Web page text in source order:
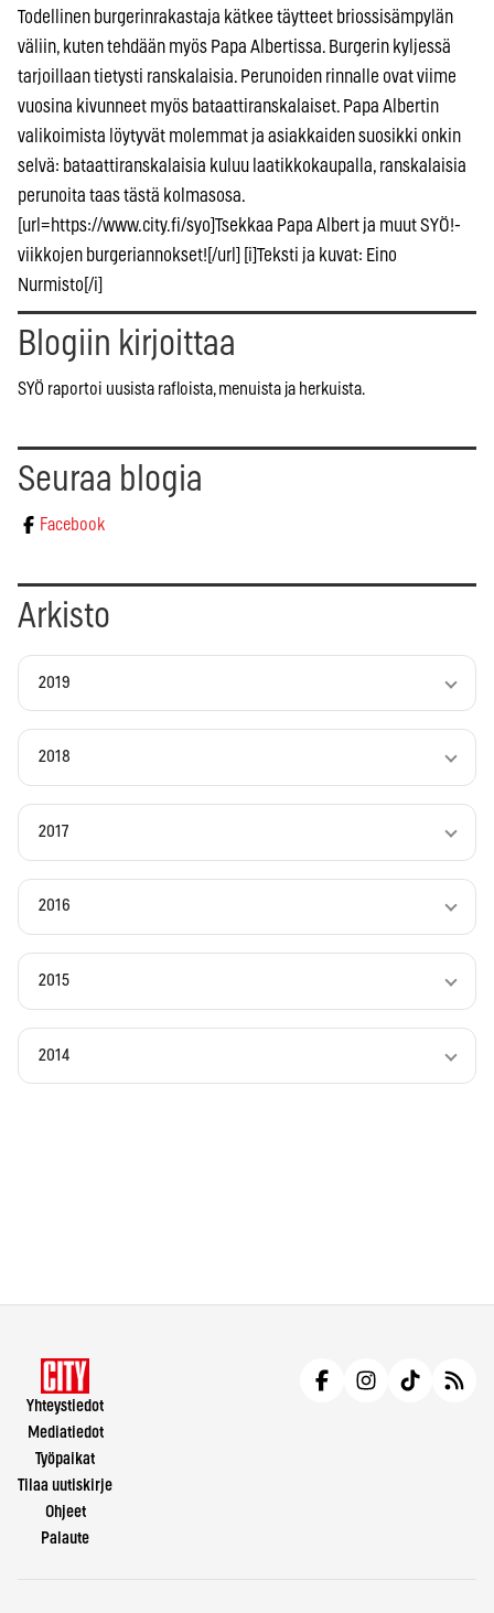
Todellinen burgerinrakastaja kätkee täytteet briossisämpylän
väliin, kuten tehdään myös Papa Albertissa. Burgerin kyljessä
tarjoillaan tietysti ranskalaisia. Perunoiden rinnalle ovat viime
vuosina kivunneet myös bataattiranskalaiset. Papa Albertin
valikoimista löytyvät molemmat ja asiakkaiden suosikki onkin
selvä: bataattiranskalaisia kuluu laatikkokaupalla, ranskalaisia
perunoita taas tästä kolmasosa.
[url=https://www.city.fi/syo]Tsekkaa Papa Albert ja muut SYÖ!-
viikkojen burgeriannokset![/url] [i]Teksti ja kuvat: Eino
Nurmisto[/i]
Blogiin kirjoittaa
SYÖ raportoi uusista rafloista, menuista ja herkuista.
Seuraa blogia
Facebook
Arkisto
2019
2018
2017
2016
2015
2014
Yhteystiedot
Mediatiedot
Työpaikat
Tilaa uutiskirje
Ohjeet
Palaute